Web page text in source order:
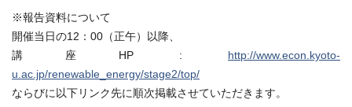
※報告資料について
開催当日の12：00（正午）以降、
講座HP : http://www.econ.kyoto-
u.ac.jp/renewable_energy/stage2/top/
ならびに以下リンク先に順次掲載させていただきます。